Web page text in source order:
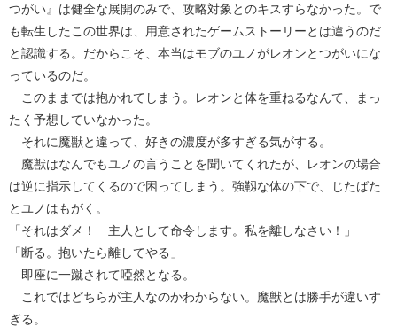
つがい』は健全な展開のみで、攻略対象とのキスすらなかった。で
も転生したこの世界は、用意されたゲームストーリーとは違うのだ
と認識する。だからこそ、本当はモブのユノがレオンとつがいにな
っているのだ。
このままでは抱かれてしまう。レオンと体を重ねるなんて、まっ
たく予想していなかった。
それに魔獣と違って、好きの濃度が多すぎる気がする。
魔獣はなんでもユノの言うことを聞いてくれたが、レオンの場合
は逆に指示してくるので困ってしまう。強靱な体の下で、じたばた
とユノはもがく。
「それはダメ！ 主人として命令します。私を離しなさい！」
「断る。抱いたら離してやる」
即座に一蹴されて啞然となる。
これではどちらが主人なのかわからない。魔獣とは勝手が違いす
ぎる。